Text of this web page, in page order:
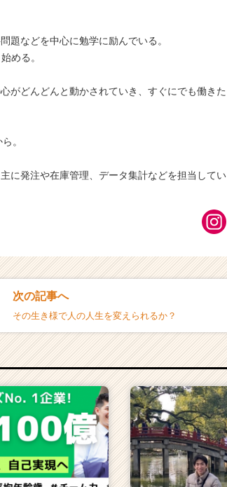
題などを中心に勉学に励んでいる。
める。
がどんどんと動かされていき、すぐにでも働きた
。
に発注や在庫管理、データ集計などを担当してい
次の記事へ
その生き様で人の人生を変えられるか？